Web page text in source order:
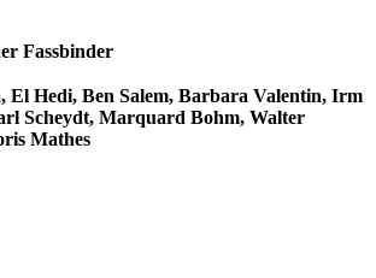
Fassbinder
El Hedi, Ben Salem, Barbara Valentin, Irm
Scheydt, Marquard Bohm, Walter
Mathes